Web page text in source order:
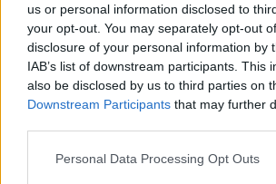
us or personal information disclosed to
your opt-out. You may separately opt-out
disclosure of your personal information by
IAB’s list of downstream participants. This
also be disclosed by us to third parties on
Downstream Participants that may further
Personal Data Processing Opt Outs